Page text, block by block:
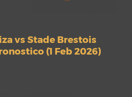
vs Stade Brestois
(1 Feb 2026)